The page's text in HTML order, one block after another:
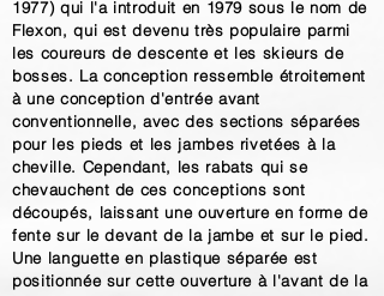
1977) qui l'a introduit en 1979 sous le nom de
Flexon, qui est devenu très populaire parmi
les coureurs de descente et les skieurs de
bosses. La conception ressemble étroitement
à une conception d'entrée avant
conventionnelle, avec des sections séparées
pour les pieds et les jambes rivetées à la
cheville. Cependant, les rabats qui se
chevauchent de ces conceptions sont
découpés, laissant une ouverture en forme de
fente sur le devant de la jambe et sur le pied.
Une languette en plastique séparée est
positionnée sur cette ouverture à l'avant de la